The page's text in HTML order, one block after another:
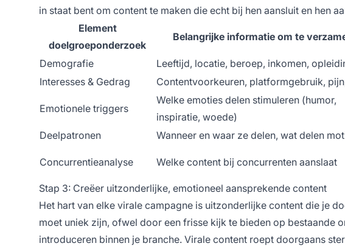
in staat bent om content te maken die echt bij hen aansluit en hen
Element
doelgroeponderzoek
Belangrijke informatie om te
Demografie Leeftijd, locatie, beroep, inkomen,
Interesses & Gedrag
Contentvoorkeuren, platformgebruik,
Emotionele triggers
Welke emoties delen stimuleren (humor,
inspiratie, woede)
Deelpatronen Wanneer en waar ze delen, wat delen
Concurrentieanalyse Welke content bij concurrenten aanslaat
Stap 3: Creëer uitzonderlijke, emotioneel aansprekende content
Het hart van elke virale campagne is uitzonderlijke content die je
moet uniek zijn, ofwel door een frisse kijk te bieden op bestaande
introduceren binnen je branche. Virale content roept doorgaans